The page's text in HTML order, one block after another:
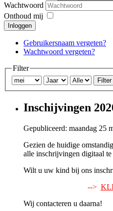
Wachtwoord
Onthoud mij
Inloggen
Gebruikersnaam vergeten?
Wachtwoord vergeten?
Filter
Filter
Inschijvingen
Gepubliceerd: maandag 25
Gezien de huidige
alle inschrijvingen digitaal
Wilt u uw kind bij ons
-->
Wij contacteren u daarna!